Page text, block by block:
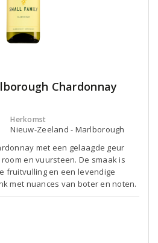
Chardonnay
Herkomst
Nieuw-Zeeland - Marlborough
met een gelaagde geur
en vuursteen. De smaak is
fruitvulling en een levendige
met nuances van boter en noten.